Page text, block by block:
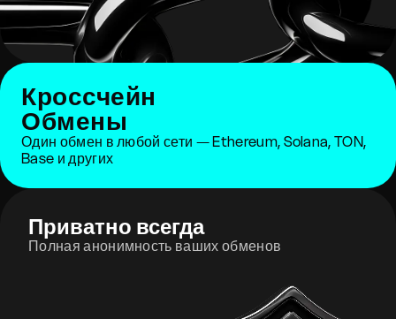
Кроссчейн
Обмены
Один обмен в любой сети — Ethereum, Solana, TON,
Base и других
Приватно всегда
Полная анонимность ваших обменов